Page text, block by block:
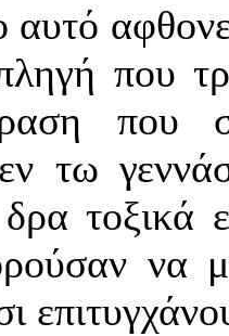
αυτό
που
τω
τοξικά
να